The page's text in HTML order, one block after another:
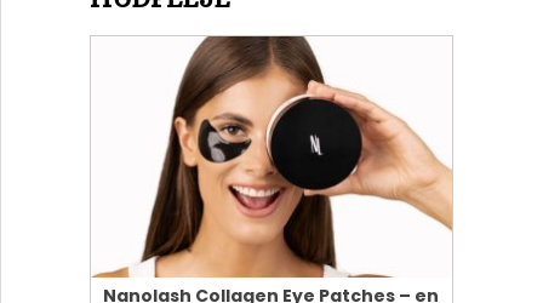
Nanolash Collagen Eye Patches – en